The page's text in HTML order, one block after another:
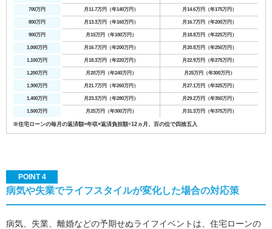
700万円 月11.7万円（年140万円） 月14.6万円（年175万円）
800万円 月13.3万円（年160万円） 月16.7万円（年200万円）
900万円 月15万円（年180万円） 月18.8万円（年225万円）
1,000万円 月16.7万円（年200万円） 月20.8万円（年250万円）
1,100万円 月18.3万円（年220万円） 月22.9万円（年275万円）
1,200万円 月20万円（年240万円） 月25万円（年300万円）
1,300万円 月21.7万円（年260万円） 月27.1万円（年325万円）
1,400万円 月23.3万円（年280万円） 月29.2万円（年350万円）
1,500万円 月25万円（年300万円） 月31.3万円（年375万円）
※住宅ローンの毎月の返済額=年収×返済負担額÷12ヵ月、百の位で四捨五入
POINT 4
病気や失業でライフスタイルが変化した場合の対応策
病気、失業、離婚などの予期せぬライフイベントは、住宅ローンの